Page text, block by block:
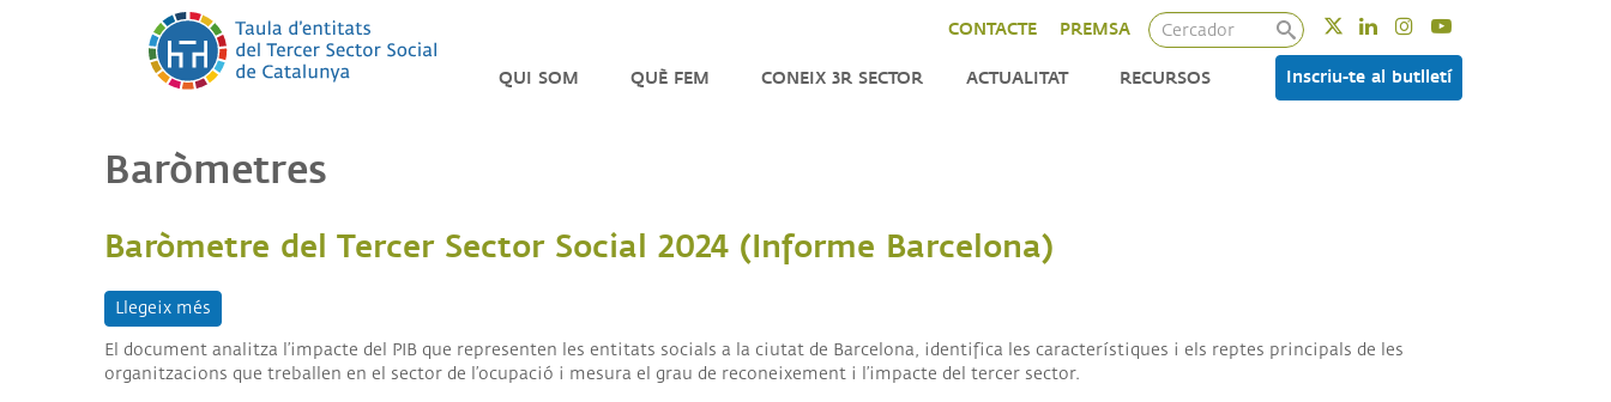
TwitterLinkedinInstagram
Cercador
CONTACTE PREMSA
QUI SOM
PINCAT
ENTITATS
ORGANITZACIÓ
QUÈ FEM
INTERNACIONAL
CONEIX 3R SECTOR ACTUALITAT
BUTLLETÍ
RECURSOS Inscriu-te al butlletí
Baròmetres
Baròmetre del Tercer Sector Social 2024 (Informe Barcelona)
Llegeix més
El document analitza l’impacte del PIB que representen les entitats socials a la ciutat de Barcelona, identifica les característiques i els reptes principals de les
organitzacions que treballen en el sector de l’ocupació i mesura el grau de reconeixement i l’impacte del tercer sector.